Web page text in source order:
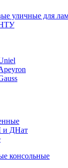
уличные для
и ДНат
консольные